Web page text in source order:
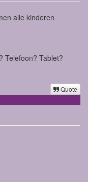
alle kinderen
Telefoon? Tablet?
Quote